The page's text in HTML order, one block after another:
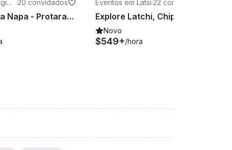
·20 convidados
Explore Agia Napa - Protaras, Chipre em um iate a motor de 49'
Eventos em Latsi·22 convidados
Novo
$549+/hora